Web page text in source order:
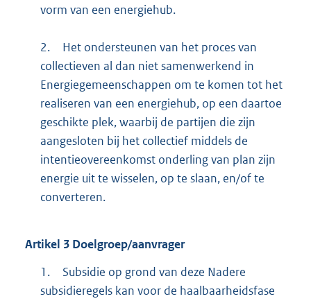
vorm van een energiehub.
2.
Het ondersteunen van het proces van
collectieven al dan niet samenwerkend in
Energiegemeenschappen om te komen tot het
realiseren van een energiehub, op een daartoe
geschikte plek, waarbij de partijen die zijn
aangesloten bij het collectief middels de
intentieovereenkomst onderling van plan zijn
energie uit te wisselen, op te slaan, en/of te
converteren.
Artikel 3 Doelgroep/aanvrager
1.
Subsidie op grond van deze Nadere
subsidieregels kan voor de haalbaarheidsfase